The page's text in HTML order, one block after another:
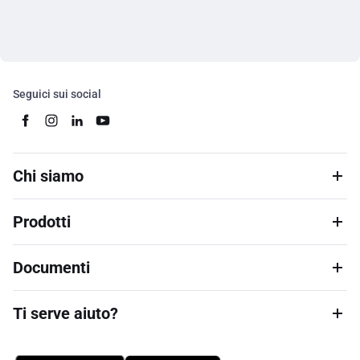
Seguici sui social
Chi siamo
Prodotti
Documenti
Ti serve aiuto?